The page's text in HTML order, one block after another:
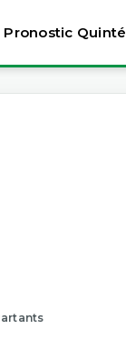
Pronostic Quinté